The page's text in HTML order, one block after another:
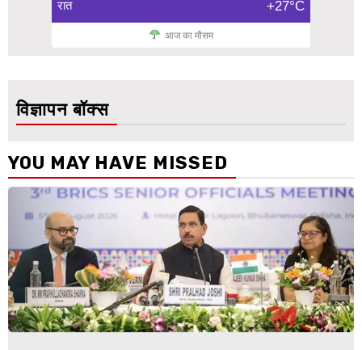
रात +27°C
आज का मौसम
विज्ञापन बॉक्स
YOU MAY HAVE MISSED